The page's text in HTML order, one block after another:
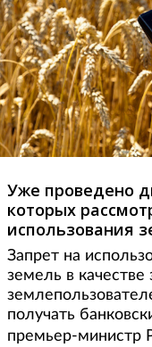
Уже проведено
которых
использования
Запрет на
земель в качестве
получать
премьер-министр